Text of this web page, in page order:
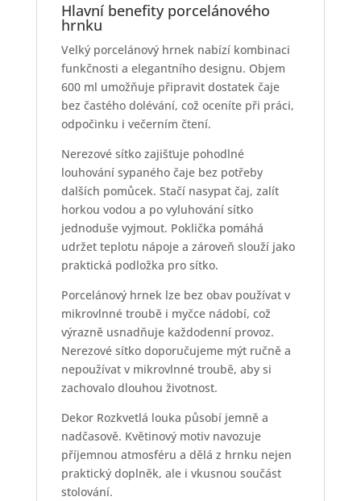
Hlavní benefity porcelánového
hrnku
Velký porcelánový hrnek nabízí kombinaci
funkčnosti a elegantního designu. Objem
600 ml umožňuje připravit dostatek čaje
bez častého dolévání, což oceníte při práci,
odpočinku i večerním čtení.
Nerezové sítko zajišťuje pohodlné
louhování sypaného čaje bez potřeby
dalších pomůcek. Stačí nasypat čaj, zalít
horkou vodou a po vyluhování sítko
jednoduše vyjmout. Poklička pomáhá
udržet teplotu nápoje a zároveň slouží jako
praktická podložka pro sítko.
Porcelánový hrnek lze bez obav používat v
mikrovlnné troubě i myčce nádobí, což
výrazně usnadňuje každodenní provoz.
Nerezové sítko doporučujeme mýt ručně a
nepoužívat v mikrovlnné troubě, aby si
zachovalo dlouhou životnost.
Dekor Rozkvetlá louka působí jemně a
nadčasově. Květinový motiv navozuje
příjemnou atmosféru a dělá z hrnku nejen
praktický doplněk, ale i vkusnou součást
stolování.